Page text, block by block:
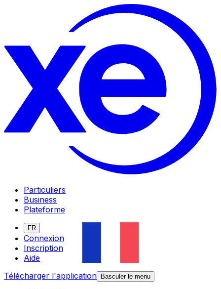
Particuliers
Business
Plateforme
FR
Connexion
Inscription
Aide
Télécharger l'application
Basculer le menu